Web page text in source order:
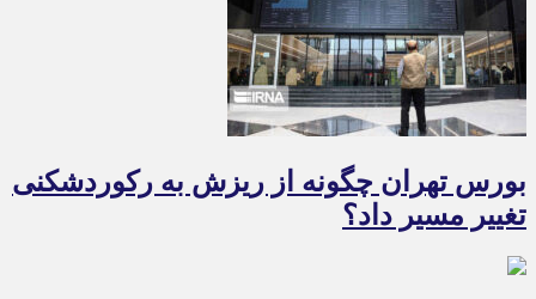
بورس تهران چگونه از ریزش به رکوردشکنی
تغییر مسیر داد؟